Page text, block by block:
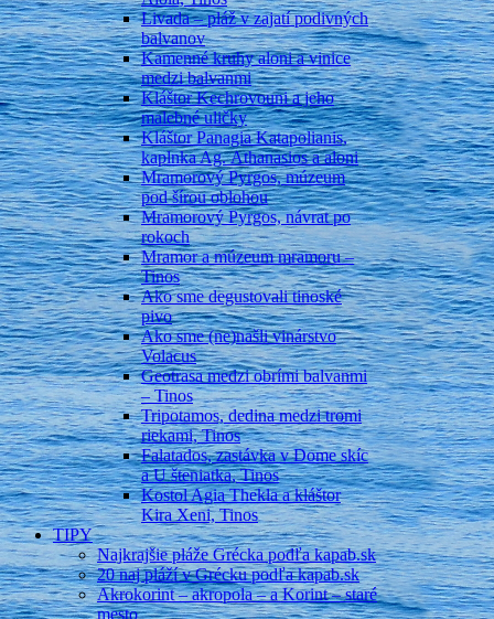
Livada – pláž v zajatí podivných
balvanov
Kamenné kruhy aloni a vinice
medzi balvanmi
Kláštor Kechrovouni a jeho
malebné uličky
Kláštor Panagia Katapolianis,
kaplnka Ag. Athanasios a aloni
Mramorový Pyrgos, múzeum
pod šírou oblohou
Mramorový Pyrgos, návrat po
rokoch
Mramor a múzeum mramoru –
Tinos
Ako sme degustovali tinoské
pivo
Ako sme (ne)našli vinárstvo
Volacus
Geotrasa medzi obrími balvanmi
– Tinos
Tripotamos, dedina medzi tromi
riekami, Tinos
Falatados, zastávka v Dome skíc
a U šteniatka, Tinos
Kostol Agia Thekla a kláštor
Kira Xeni, Tinos
TIPY
Najkrajšie pláže Grécka podľa kapab.sk
20 naj pláží v Grécku podľa kapab.sk
Akrokorint – akropola – a Korint – staré
mesto